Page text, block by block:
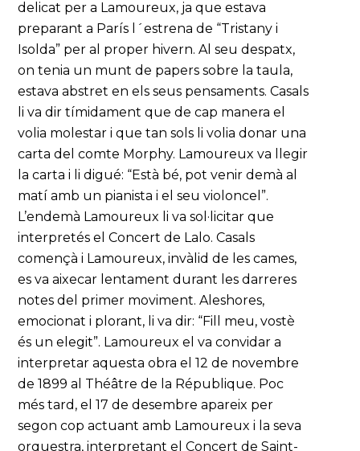
delicat per a Lamoureux, ja que estava
preparant a París l´estrena de “Tristany i
Isolda” per al proper hivern. Al seu despatx,
on tenia un munt de papers sobre la taula,
estava abstret en els seus pensaments. Casals
li va dir tímidament que de cap manera el
volia molestar i que tan sols li volia donar una
carta del comte Morphy. Lamoureux va llegir
la carta i li digué: “Està bé, pot venir demà al
matí amb un pianista i el seu violoncel”.
L’endemà Lamoureux li va sol·licitar que
interpretés el Concert de Lalo. Casals
començà i Lamoureux, invàlid de les cames,
es va aixecar lentament durant les darreres
notes del primer moviment. Aleshores,
emocionat i plorant, li va dir: “Fill meu, vostè
és un elegit”. Lamoureux el va convidar a
interpretar aquesta obra el 12 de novembre
de 1899 al Théâtre de la République. Poc
més tard, el 17 de desembre apareix per
segon cop actuant amb Lamoureux i la seva
orquestra, interpretant el Concert de Saint-